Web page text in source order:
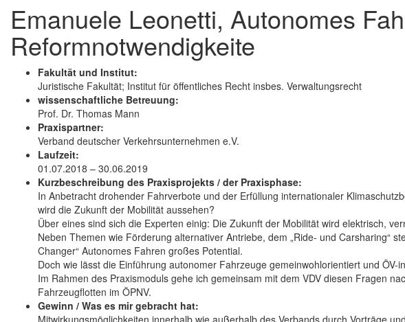
Emanuele Leonetti, Autonomes
Reformnotwendigkeite
Fakultät und Institut:
Juristische Fakultät; Institut für öffentliches Recht insbes. Verwaltungsrecht
wissenschaftliche Betreuung:
Prof. Dr. Thomas Mann
Praxispartner:
Verband deutscher Verkehrsunternehmen e.V.
Laufzeit:
01.07.2018 – 30.06.2019
Kurzbeschreibung des Praxisprojekts / der Praxisphase:
In Anbetracht drohender Fahrverbote und der Erfüllung internationaler
wird die Zukunft der Mobilität aussehen?
Über eines sind sich die Experten einig: Die Zukunft der Mobilität wird elektrisch,
Neben Themen wie Förderung alternativer Antriebe, dem „Ride- und Carsharing“
Changer“ Autonomes Fahren großes Potential.
Doch wie lässt die Einführung autonomer Fahrzeuge gemeinwohlorientiert und ÖV-
Im Rahmen des Praxismoduls gehe ich gemeinsam mit dem VDV diesen Fragen
Fahrzeugflotten im ÖPNV.
Gewinn / Was es mir gebracht hat: